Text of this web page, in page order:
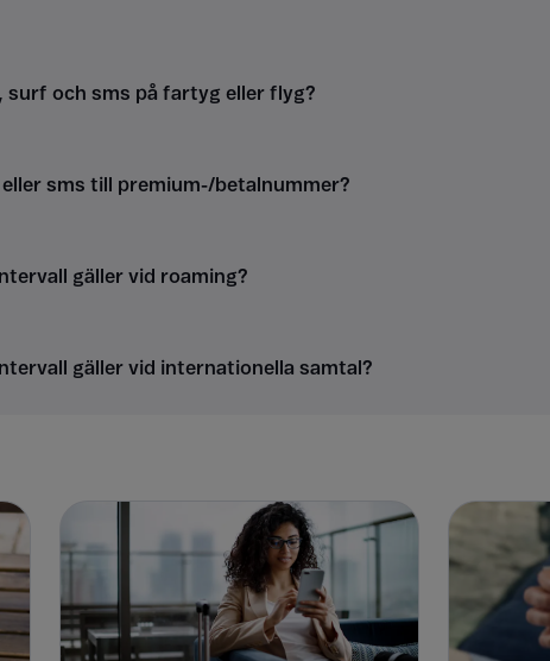
surf och sms på fartyg eller flyg?
sms till premium-/betalnummer?
gäller vid roaming?
gäller vid internationella samtal?